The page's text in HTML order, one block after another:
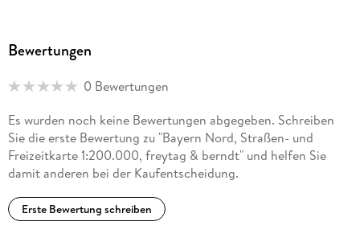
Bewertungen
0 Bewertungen
Es wurden noch keine Bewertungen abgegeben. Schreiben
Sie die erste Bewertung zu "Bayern Nord, Straßen- und
Freizeitkarte 1:200.000, freytag & berndt" und helfen Sie
damit anderen bei der Kaufentscheidung.
Erste Bewertung schreiben